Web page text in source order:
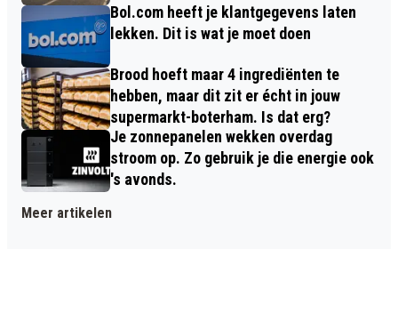
Bol.com heeft je klantgegevens laten
lekken. Dit is wat je moet doen
Brood hoeft maar 4 ingrediënten te
hebben, maar dit zit er écht in jouw
supermarkt-boterham. Is dat erg?
Je zonnepanelen wekken overdag
stroom op. Zo gebruik je die energie ook
's avonds.
Meer artikelen